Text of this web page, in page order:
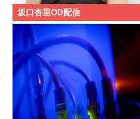
坂口杏里OD配信